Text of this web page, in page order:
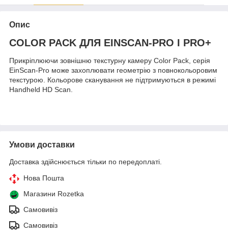
Опис
COLOR PACK ДЛЯ EINSCAN-PRO І PRO+
Прикріплюючи зовнішню текстурну камеру Color Pack, серія
EinScan-Pro може захоплювати геометрію з повнокольоровим
текстурою. Кольорове сканування не підтримуються в режимі
Handheld HD Scan.
Умови доставки
Доставка здійснюється тільки по передоплаті.
Нова Пошта
Магазини Rozetka
Самовивіз
Самовивіз